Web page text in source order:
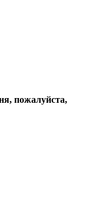
пожалуйста,